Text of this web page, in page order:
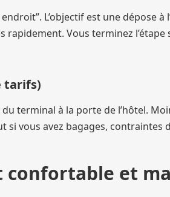
L’objectif est une dépose
rapidement. Vous terminez
tarifs)
terminal à la porte de l’hôtel.
vous avez bagages, contraintes
et